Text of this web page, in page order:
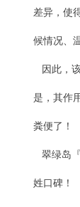
差异，使
候情况、
因此，
是，其作
粪便了！
翠绿岛
姓口碑！